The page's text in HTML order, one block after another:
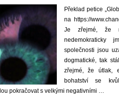
Překlad petice
na https://
Je zřejmé, že
nedemokraticky
společnosti jsou
dogmatické, tak
zřejmé, že útlak,
bohatství se
pokračovat s velkými negativními …